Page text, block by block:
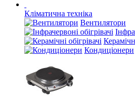
Кліматична техніка
Вентилятори
Кондиціонери